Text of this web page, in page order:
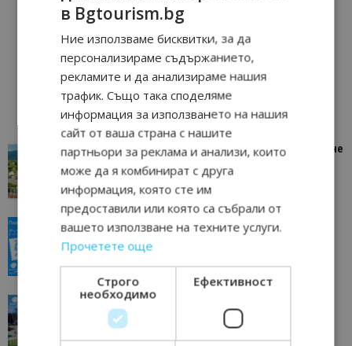
“Пощенска картичка от…”: Петрич – Изживяване
отвъд очакваното
11/07/2026 11:22
“Пощенска картичка от…”: Пловдив, градът на
“Пощенска картичка от…”: Перник – град на
традициите, културата и вдъхновяващите...
в Bgtourism.bg
Ние използваме бисквитки, за да
персонализираме съдържанието,
рекламите и да анализираме нашия
трафик. Също така споделяме
информация за използването на нашия
сайт от ваша страна с нашите
партньори за реклама и анализи, които
може да я комбинират с друга
информация, която сте им
предоставили или която са събрали от
вашето използване на техните услуги.
Прочетете още
Строго
необходимо
Ефективност